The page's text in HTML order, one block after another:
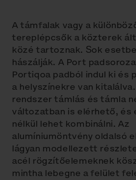
A támfalak vagy a
tereplépcsők a közterek
közé tartoznak. Sok
hászálják. A Port
Portiqoa padból indul ki és
a helyszínekre van
rendszer támlás és támla
változatban is elérhető, és
nélkül lehet kombinálni. Az
alumíniumöntvény oldalsó
lágyan modellezett
acél rögzítőelemeknek
mintha lebegne a felület